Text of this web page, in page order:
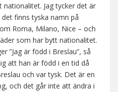
nationalitet. Jag tycker det är
finns tyska namn på
Roma, Milano, Nice – och
som har bytt nationalitet.
”Jag är född i Breslau”, så
att han är född i en tid då
och var tysk. Det är en
och det går inte att ändra i